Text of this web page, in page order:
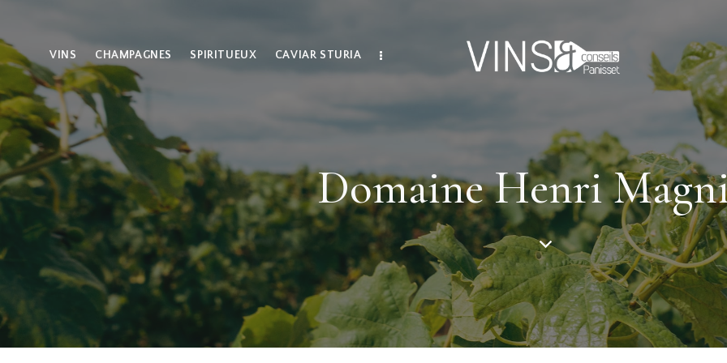
VINS CHAMPAGNES SPIRITUEUX CAVIAR STURIA
Domaine Henri